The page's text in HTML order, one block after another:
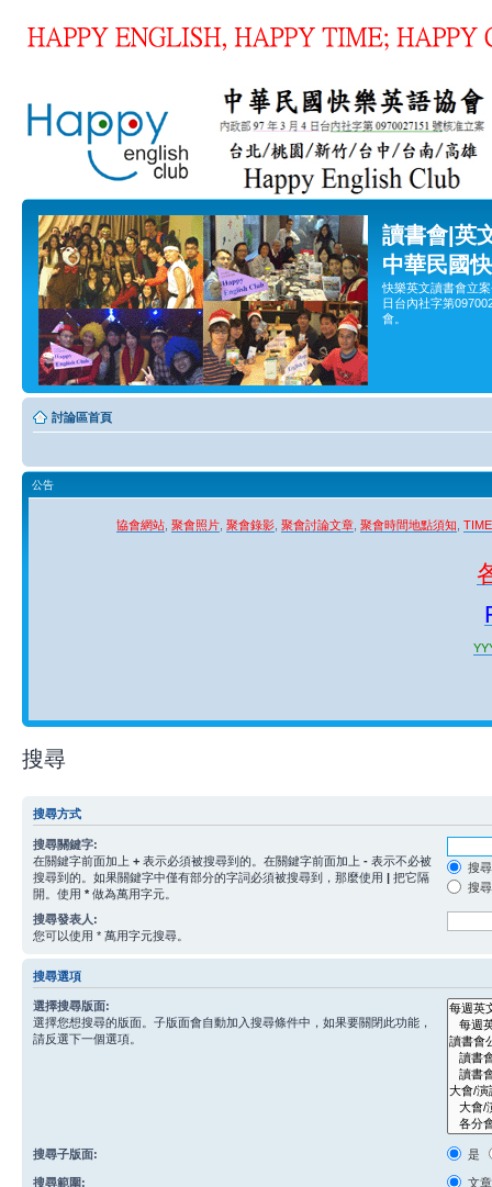
讀書會|英
中華民國
快樂英文讀書會立
日台內社字第
會。
討論區首頁
公告
協會網站 聚會照片 聚會錄影 聚會討論文章 聚會時間地點須知
搜尋
搜尋方式
搜尋關鍵字:
在關鍵字前面加上 + 表示必須被搜尋到的。在關鍵字前面加上 - 表示不必被
搜尋到的。如果關鍵字中僅有部分的字詞必須被搜尋到，那麼使用 | 把它隔
開。使用 * 做為萬用字元。
搜
搜
搜尋發表人:
您可以使用 * 萬用字元搜尋。
搜尋選項
選擇搜尋版面:
選擇您想搜尋的版面。子版面會自動加入搜尋條件中，如果要關閉此功能，
請反選下一個選項。
搜尋子版面: 是
搜尋範圍:
文